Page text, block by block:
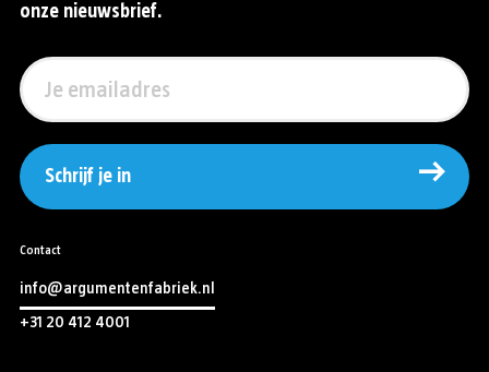
onze nieuwsbrief.
Schrijf je in
Contact
info@argumentenfabriek.nl
+31 20 412 4001